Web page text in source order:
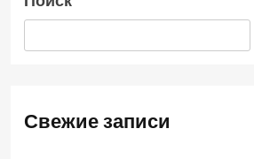
Свежие записи